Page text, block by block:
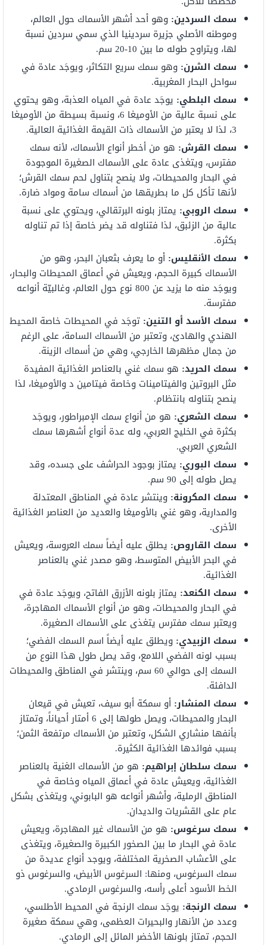
سمك السردين: وهو أحد أشهر الأسماك حول العالم،
وموطنه الأصلي جزيرة سردينيا الذي سمي سردين نسبة
لها، ويتراوح طوله ما بين 10-20 سم.
سمك الشرن: وهو سمك سريع التكاثر، ويوجَد عادة في
سواحل البحار المغربية.
سمك البلطي: يوجَد عادة في المياه العذبة، وهو يحتوي
على نسبة عالية من الأوميغا 6، ونسبة بسيطة من الأوميغا
3، لذا لا يعتبر من الأسماك ذات القيمة الغذائية العالية.
سمك القرش: هو من أخطر أنواع الأسماك، لأنه سمك
مفترس، ويتغذى عادة على الأسماك الصغيرة الموجودة
في البحار والمحيطات، ولا ينصح بتناول لحم سمك القرش؛
لأنها تأكل كل ما بطريقها من أسماك سامة ومواد ضارة.
سمك الروبي: يمتاز بلونه البرتقالي، ويحتوي على نسبة
عالية من الزئبق، لذا فتناوله قد يضر خاصة إذا تم تناوله
بكثرة.
سمك الأنقليس: أو ما يعرف بثعبان البحر، وهو من
الأسماك كبيرة الحجم، ويعيش في أعماق المحيطات والبحار،
ويوجَد منه ما يزيد عن 800 نوع حول العالم، وغالبيّة أنواعه
مفترسة.
سمك الأسد أو التنين: توجَد في المحيطات خاصة المحيط
الهندي والهادئ، وتعتبر من الأسماك السامة، على الرغم
من جمال مظهرها الخارجي، وهي من أسماك الزينة.
سمك الحريد: هو سمك غني بالعناصر الغذائية المفيدة
مثل البروتين والفيتامينات وخاصة فيتامين د والأوميغا، لذا
ينصح بتناوله بانتظام.
سمك الشعري: هو من أنواع سمك الإمبراطور، ويوجَد
بكثرة في الخليج العربي، وله عدة أنواع أشهرها سمك
الشعري العربي.
سمك البوري: يمتاز بوجود الحراشف على جسده، وقد
يصل طوله إلى 90 سم.
سمك المكرونة: وينتشر عادة في المناطق المعتدلة
والمدارية، وهو غني بالأوميغا والعديد من العناصر الغذائية
الأخرى.
سمك القاروص: يطلق عليه أيضاً سمك العروسة، ويعيش
في البحر الأبيض المتوسط، وهو مصدر غني بالعناصر
الغذائية.
سمك الكنعد: يمتاز بلونه الأزرق الفاتح، ويوجَد عادة في
في البحار والمحيطات، وهو من أنواع الأسماك المهاجرة،
ويعتبر سمك مفترس يتغذى على الأسماك الصغيرة.
سمك الزبيدي: ويطلق عليه أيضاً اسم السمك الفضي؛
بسبب لونه الفضي اللامع، وقد يصل طول هذا النوع من
السمك إلى حوالي 60 سم، وينتشر في المناطق والمحيطات
الدافئة.
سمك المنشار: أو سمكة أبو سيف، تعيش في قيعان
البحار والمحيطات، ويصل طولها إلى 6 أمتار أحياناً، وتمتاز
بأنفها منشاري الشكل، وتعتبر من الأسماك مرتفعة الثمن؛
بسبب فوائدها الغذائية الكثيرة.
سمك سلطان إبراهيم: هو من الأسماك الغنية بالعناصر
الغذائية، ويعيش عادة في أعماق المياه وخاصة في
المناطق الرملية، وأشهر أنواعه هو البابوني، ويتغذى بشكل
عام على القشريات والديدان.
سمك سرغوس: هو من الأسماك غير المهاجرة، ويعيش
عادة في البحار ما بين الصخور الكبيرة والصغيرة، ويتغذى
على الأعشاب الصخرية المختلفة، ويوجد أنواع عديدة من
سمك السرغوس، ومنها: السرغوس الأبيض، والسرغوس ذو
الخط الأسود أعلى رأسه، والسرغوس الرمادي.
سمك الرنجة: يوجَد سمك الرنجة في المحيط الأطلسي،
وعدد من الأنهار والبحيرات العظمى، وهي سمكة صغيرة
الحجم، تمتاز بلونها الأخضر المائل إلى الرمادي.